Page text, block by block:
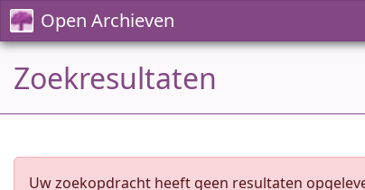
Open Archieven
Zoekresultaten
Uw zoekopdracht heeft geen resultaten